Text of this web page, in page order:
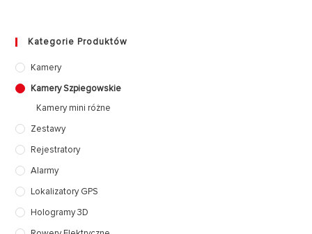
Kategorie Produktów
Kamery
Kamery Szpiegowskie
Kamery mini różne
Zestawy
Rejestratory
Alarmy
Lokalizatory GPS
Hologramy 3D